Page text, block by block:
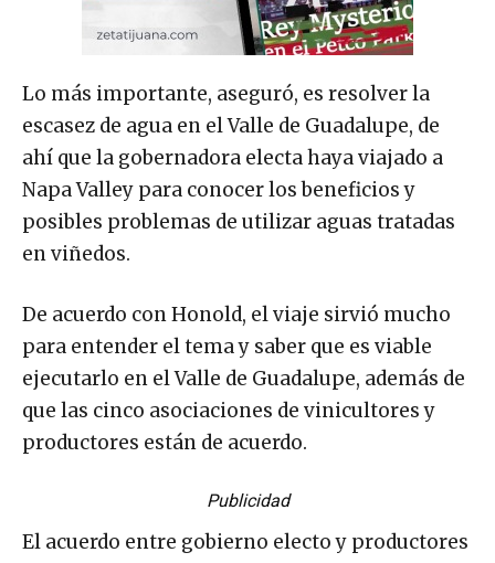
Lo más importante, aseguró, es resolver la
escasez de agua en el Valle de Guadalupe, de
ahí que la gobernadora electa haya viajado a
Napa Valley para conocer los beneficios y
posibles problemas de utilizar aguas tratadas
en viñedos.
De acuerdo con Honold, el viaje sirvió mucho
para entender el tema y saber que es viable
ejecutarlo en el Valle de Guadalupe, además de
que las cinco asociaciones de vinicultores y
productores están de acuerdo.
Publicidad
El acuerdo entre gobierno electo y productores